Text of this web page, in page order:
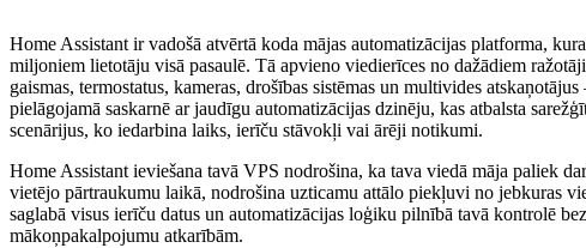
Home Assistant ir vadošā atvērtā koda mājas automatizācijas platforma,
miljoniem lietotāju visā pasaulē. Tā apvieno viedierīces no dažādiem
gaismas, termostatus, kameras, drošības sistēmas un multivides
pielāgojamā saskarnē ar jaudīgu automatizācijas dzinēju, kas atbalsta
scenārijus, ko iedarbina laiks, ierīču stāvokļi vai ārēji notikumi.
Home Assistant ieviešana tavā VPS nodrošina, ka tava viedā māja paliek
vietējo pārtraukumu laikā, nodrošina uzticamu attālo piekļuvi no jebkuras
saglabā visus ierīču datus un automatizācijas loģiku pilnībā tavā kontrolē bez
mākoņpakalpojumu atkarībām.